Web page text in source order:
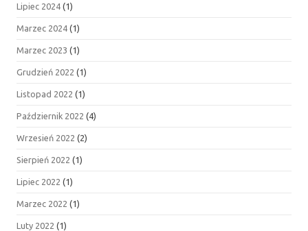
Lipiec 2024 (1)
Marzec 2024 (1)
Marzec 2023 (1)
Grudzień 2022 (1)
Listopad 2022 (1)
Październik 2022 (4)
Wrzesień 2022 (2)
Sierpień 2022 (1)
Lipiec 2022 (1)
Marzec 2022 (1)
Luty 2022 (1)